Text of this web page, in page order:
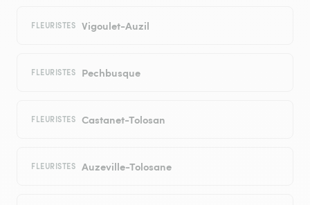
FLEURISTES Vigoulet-Auzil
FLEURISTES Pechbusque
FLEURISTES Castanet-Tolosan
FLEURISTES Auzeville-Tolosane